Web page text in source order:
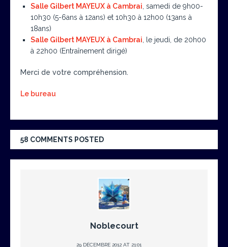
Salle Gilbert MAYEUX à Cambrai, samedi de 9h00-
10h30 (5-6ans à 12ans) et 10h30 à 12h00 (13ans à
18ans)
Salle Gilbert MAYEUX à Cambrai, le jeudi, de 20h00
à 22h00 (Entraînement dirigé)
Merci de votre compréhension.
Le bureau
58 COMMENTS POSTED
Noblecourt
29 DÉCEMBRE 2012 AT 21:01